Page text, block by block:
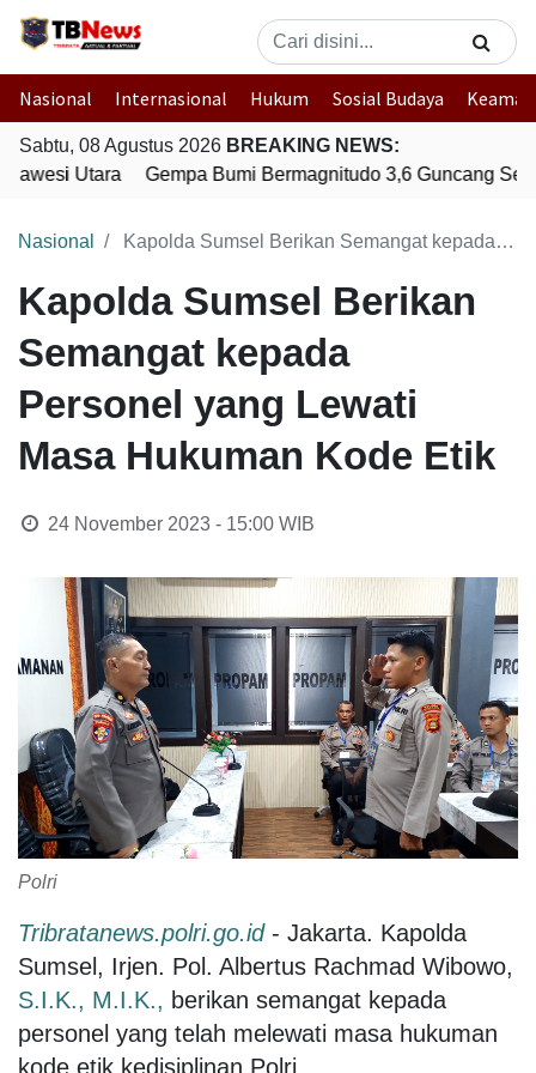
Nasional Internasional Hukum Sosial Budaya
Sabtu, 08 Agustus 2026 BREAKING NEWS:
Utara
Gempa Bumi Bermagnitudo 3,6 Guncang
Nasional Kapolda Sumsel Berikan Semangat kepada Personel yang Lewati Masa Hukuman Kode Etik
Kapolda Sumsel Berikan
Semangat kepada
Personel yang Lewati
Masa Hukuman Kode Etik
24 November 2023 - 15:00WIB
Polri
Tribratanews.polri.go.id - Jakarta. Kapolda
Sumsel, Irjen. Pol. Albertus Rachmad Wibowo,
S.I.K., M.I.K., berikan semangat kepada
personel yang telah melewati masa hukuman
kode etik kedisiplinan Polri.